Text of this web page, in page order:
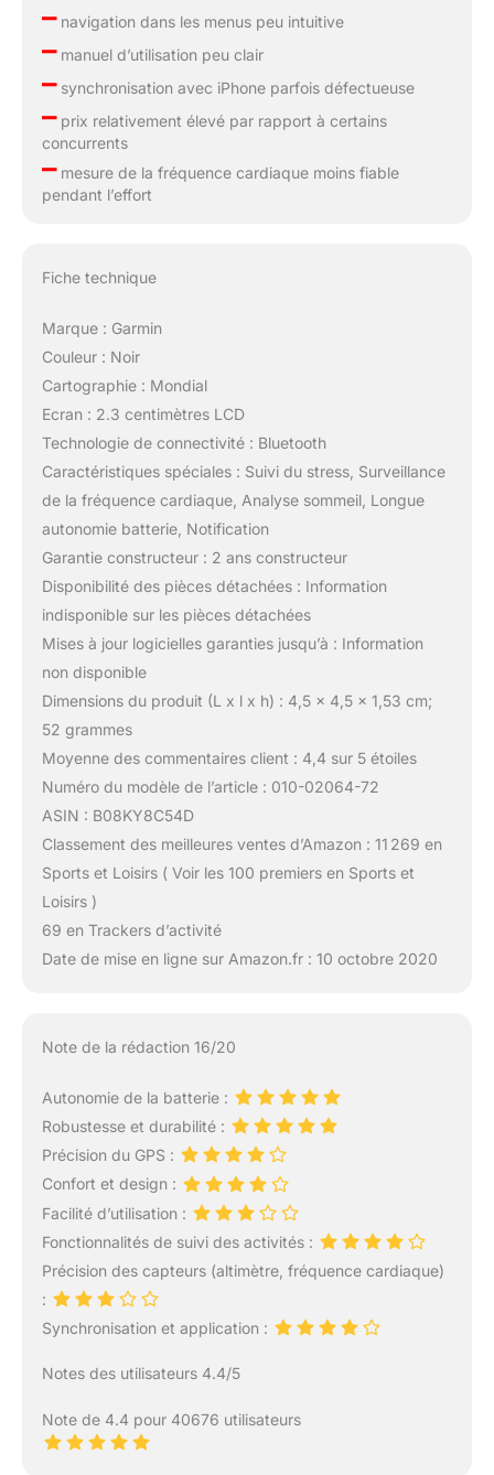
–navigation dans les menus peu intuitive
–manuel d’utilisation peu clair
–synchronisation avec iPhone parfois défectueuse
–prix relativement élevé par rapport à certains
concurrents
–mesure de la fréquence cardiaque moins fiable
pendant l’effort
Fiche technique
Marque : Garmin
Couleur : Noir
Cartographie : Mondial
Ecran : 2.3 centimètres LCD
Technologie de connectivité : Bluetooth
Caractéristiques spéciales : Suivi du stress, Surveillance
de la fréquence cardiaque, Analyse sommeil, Longue
autonomie batterie, Notification
Garantie constructeur : 2 ans constructeur
Disponibilité des pièces détachées : Information
indisponible sur les pièces détachées
Mises à jour logicielles garanties jusqu’à : Information
non disponible
Dimensions du produit (L x l x h) : 4,5 x 4,5 x 1,53 cm;
52 grammes
Moyenne des commentaires client : 4,4 sur 5 étoiles
Numéro du modèle de l’article : 010-02064-72
ASIN : B08KY8C54D
Classement des meilleures ventes d’Amazon : 11 269 en
Sports et Loisirs ( Voir les 100 premiers en Sports et
Loisirs )
69 en Trackers d’activité
Date de mise en ligne sur Amazon.fr : 10 octobre 2020
Note de la rédaction 16/20
Autonomie de la batterie :
Robustesse et durabilité :
Précision du GPS :
Confort et design :
Facilité d’utilisation :
Fonctionnalités de suivi des activités :
Précision des capteurs (altimètre, fréquence cardiaque)
:
Synchronisation et application :
Notes des utilisateurs 4.4/5
Note de 4.4 pour 40676 utilisateurs